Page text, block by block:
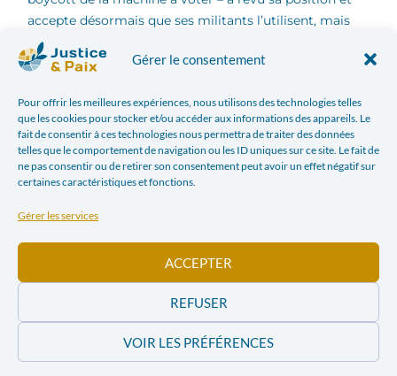
Gérer le consentement
Pour offrir les meilleures expériences, nous utilisons des technologies telles
que les cookies pour stocker et/ou accéder aux informations des appareils. Le
fait de consentir à ces technologies nous permettra de traiter des données
telles que le comportement de navigation ou les ID uniques sur ce site. Le fait de
ne pas consentir ou de retirer son consentement peut avoir un effet négatif sur
certaines caractéristiques et fonctions.
Gérer les services
ACCEPTER
REFUSER
VOIR LES PRÉFÉRENCES
accepte désormais que ses militants l’utilisent, mais
uniquement pour l’impression des bulletins de vote. La
loi électorale congolaise, en son article 23ter proscrit
en cours d’organisation. Déjà interpelle à ce propos, la
CENI a plusieurs fois répondu que, selon elle, la
machine à voter ne relève pas du vote électronique,
dans la mesure où elle ne servirait qu’à « imprimer »
les bulletins de vote. On entrevoit ici encore de
possibles contestations des résultats. La disponibilité
bureaux de vote, environ 400 électeurs défileront
devant chacune d’entre-elles. Avec les défis
énergétiques et logistiques qui se posent eu égard à
l’envergure du pays, le défi reste de taille. La question